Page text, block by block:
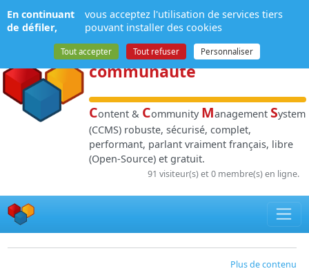
NPDS:Gestion de
contenuet de
communauté
Content & Community Management System
(CCMS) robuste, sécurisé, complet,
performant, parlant vraiment français, libre
(Open-Source) et gratuit.
91 visiteur(s) et 0 membre(s) en ligne.
Plus de contenu
Panneau de gestion des cookies
En continuant
de défiler,
vous acceptez l'utilisation de services tiers
pouvant installer des cookies
Tout accepter Tout refuser Personnaliser